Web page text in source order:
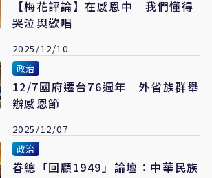
【梅花評論】在感恩中 我們懂得
哭泣與歡唱
2025/12/10
政治
12/7國府遷台76週年 外省族群舉
辦感恩節
2025/12/07
政治
眷總「回顧1949」論壇：中華民族